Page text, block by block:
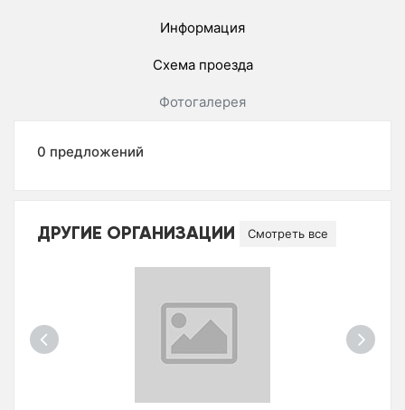
Информация
Схема проезда
Фотогалерея
0 предложений
ДРУГИЕ ОРГАНИЗАЦИИ Смотреть все